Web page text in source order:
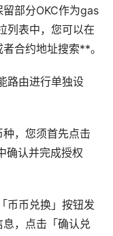
部分OKC作为gas
列表中，您可以在
合约地址搜索**。
路由进行单独设
，您须首先点击
确认并完成授权
币币兑换」按钮发
，点击「确认兑